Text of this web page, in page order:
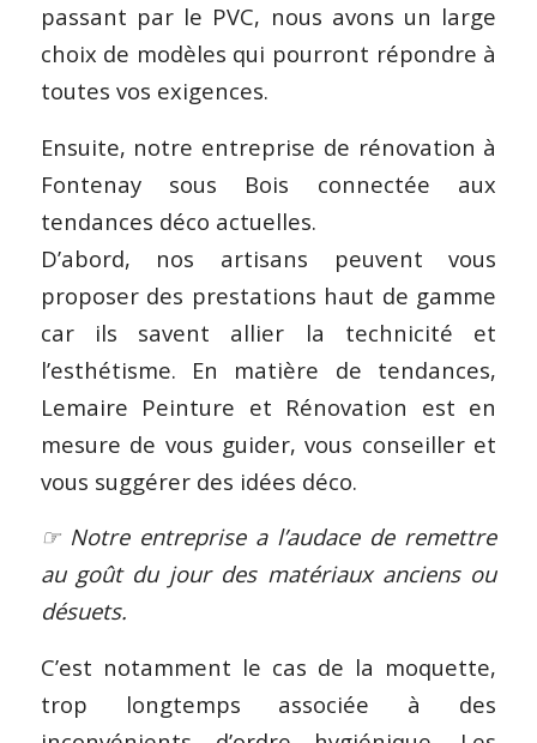
passant par le PVC, nous avons un large
choix de modèles qui pourront répondre à
toutes vos exigences.
Ensuite, notre entreprise de rénovation à
Fontenay sous Bois connectée aux
tendances déco actuelles.
D’abord, nos artisans peuvent vous
proposer des prestations haut de gamme
car ils savent allier la technicité et
l’esthétisme. En matière de tendances,
Lemaire Peinture et Rénovation est en
mesure de vous guider, vous conseiller et
vous suggérer des idées déco.
☞ Notre entreprise a l’audace de remettre
au goût du jour des matériaux anciens ou
désuets.
C’est notamment le cas de la moquette,
trop longtemps associée à des